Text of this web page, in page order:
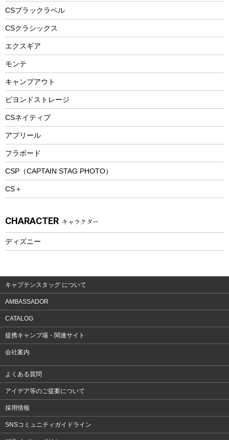
フードボトル
トレー
ランチョンマット
ランチボックス
ツール、他
アクセサリー
フローティングベスト
ヘルメット
エアーポンプ
ビーチテント
ウィンター
スノーシュー
防寒ウェア
トレッキング
トレッキングアクセサリー
プレイグッズ
ウェルネス
ウェア、タオル
ウェア
CSブラックラベル
CSクラシックス
エクスギア
モンテ
キャンプアウト
ビヨンドストレージ
CSネイティブ
アプリール
フラボード
CSP（CAPTAIN STAG PHOTO）
CS＋
CHARACTER キャラクター
ディズニー
キャプテンスタッグ について
AMBASSADOR
CATALOG
提携キャンプ場・関連サイト
会社案内
よくある質問
アイデア等のご提案について
採用情報
SNSコミュニティガイドライン